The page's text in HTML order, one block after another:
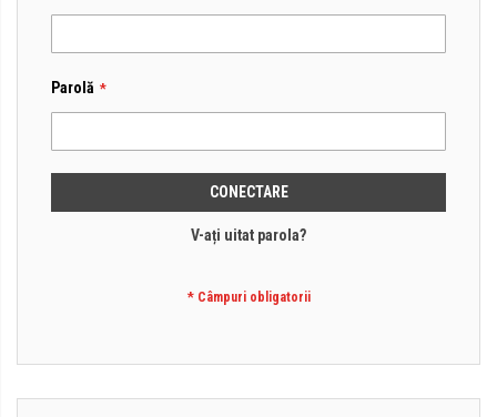
Parolă
CONECTARE
V-ați uitat parola?